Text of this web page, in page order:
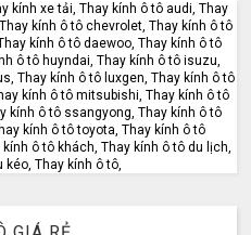
kính xe tải, Thay kính ô tô audi, Thay
kính ô tô chevrolet, Thay kính ô tô
kính ô tô daewoo, Thay kính ô tô
ô tô huyndai, Thay kính ô tô isuzu,
Thay kính ô tô luxgen, Thay kính ô tô
kính ô tô mitsubishi, Thay kính ô tô
kính ô tô ssangyong, Thay kính ô tô
kính ô tô toyota, Thay kính ô tô
ô tô khách, Thay kính ô tô du lịch,
kéo, Thay kính ô tô,